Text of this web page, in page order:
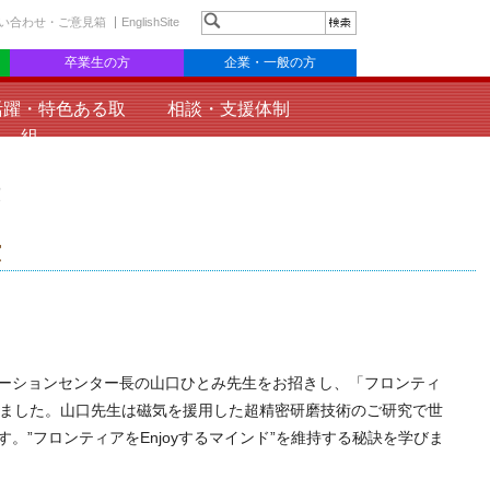
合わせ・ご意見箱 EnglishSite
卒業生の方 企業・一般の方
・特色ある取
組
相談・支援体制
ョンセンター長の山口ひとみ先生をお招きし、「フロンティ
した。山口先生は磁気を援用した超精密研磨技術のご研究で世
”フロンティアをEnjoyするマインド”を維持する秘訣を学びま